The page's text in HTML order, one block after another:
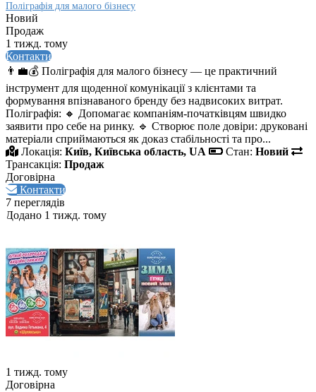
Поліграфія для малого бізнесу
Новий
Продаж
1 тижд. тому
Контакти
👨‍💼💰 Поліграфія для малого бізнесу — це практичний
інструмент для щоденної комунікації з клієнтами та
формування впізнаваного бренду без надвисоких витрат.
Поліграфія: 🔸 Допомагає компаніям-початківцям швидко
заявити про себе на ринку. 🔹 Створює поле довіри: друковані
матеріали сприймаються як доказ стабільності та про...
Локація: Київ, Київська область, UA Стан: Новий
Трансакція: Продаж
Договірна
Контакти
7 переглядів
Додано 1 тижд. тому
1 тижд. тому
Договірна